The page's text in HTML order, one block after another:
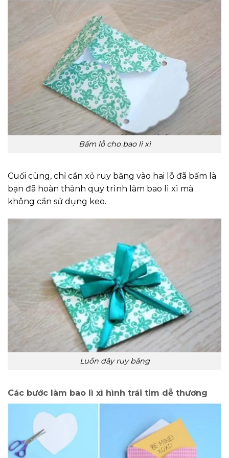
Bấm lỗ cho bao lì xì
Cuối cùng, chỉ cần xỏ ruy băng vào hai lỗ đã bấm là
bạn đã hoàn thành quy trình làm bao lì xì mà
không cần sử dụng keo.
Luồn dây ruy băng
Các bước làm bao lì xì hình trái tim dễ thương